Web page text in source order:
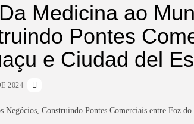
Medicina ao
Pontes
e Ciudad del
2024